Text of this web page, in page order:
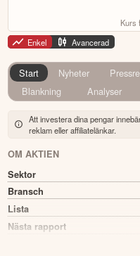
Kurs
Enkel
Avancerad
Start Nyheter
Blankning
Analyser
Att investera dina pengar
reklam eller affiliatelänkar.
OM AKTIEN
Sektor
Bransch
Lista
Nästa rapport